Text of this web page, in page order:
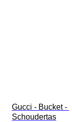
Gucci - Bucket -
Schoudertas